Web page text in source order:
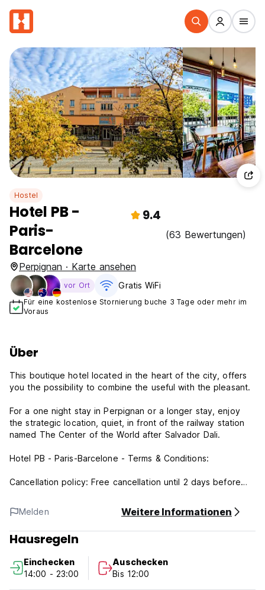
Hostel
Hotel PB -
Paris-
Barcelone
9.4
(63 Bewertungen)
Perpignan · Karte ansehen
vor Ort Gratis WiFi
Für eine kostenlose Stornierung buche 3 Tage oder mehr im
Voraus
Über
This boutique hotel located in the heart of the city, offers
you the possibility to combine the useful with the pleasant.
For a one night stay in Perpignan or a longer stay, enjoy
the strategic location, quiet, in front of the railway station
named The Center of the World after Salvador Dali.
Hotel PB - Paris-Barcelone - Terms & Conditions:
Cancellation policy: Free cancellation until 2 days before
After, 100% cancellation fee.
Check in from 14:00 to 24:00 .
Check out before 11:00 .
Payment upon arrival by cash, credit & debit cards.
This property pre-authorizes cards before arrival.
Melden Weitere Informationen
Hausregeln
Einchecken
14:00 - 23:00
Auschecken
Bis 12:00